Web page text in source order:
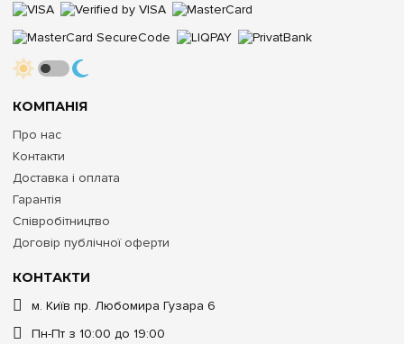
КОНТАКТИ
м. Київ пр. Любомира Гузара 6
Пн-Пт з 10:00 до 19:00
КОМПАНІЯ
Про нас
Контакти
Доставка і оплата
Гарантія
Співробітництво
Договір публічної оферти